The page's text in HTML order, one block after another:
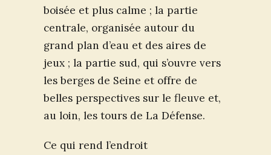
boisée et plus calme ; la partie
centrale, organisée autour du
grand plan d’eau et des aires de
jeux ; la partie sud, qui s’ouvre vers
les berges de Seine et offre de
belles perspectives sur le fleuve et,
au loin, les tours de La Défense.
Ce qui rend l’endroit